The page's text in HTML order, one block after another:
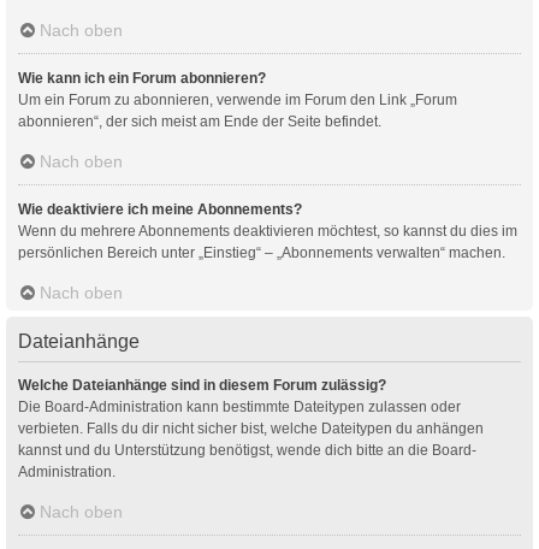
Nach oben
Wie kann ich ein Forum abonnieren?
Um ein Forum zu abonnieren, verwende im Forum den Link „Forum
abonnieren“, der sich meist am Ende der Seite befindet.
Nach oben
Wie deaktiviere ich meine Abonnements?
Wenn du mehrere Abonnements deaktivieren möchtest, so kannst du dies im
persönlichen Bereich unter „Einstieg“ – „Abonnements verwalten“ machen.
Nach oben
Dateianhänge
Welche Dateianhänge sind in diesem Forum zulässig?
Die Board-Administration kann bestimmte Dateitypen zulassen oder
verbieten. Falls du dir nicht sicher bist, welche Dateitypen du anhängen
kannst und du Unterstützung benötigst, wende dich bitte an die Board-
Administration.
Nach oben